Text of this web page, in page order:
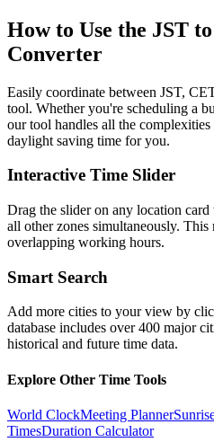
How to Use the JST
Converter
Easily coordinate between JST,
tool. Whether you're scheduling a
our tool handles all the
daylight saving time for you.
Interactive Time Slider
Drag the slider on any location card
all other zones simultaneously.
overlapping working hours.
Smart Search
Add more cities to your view by
database includes over 400 major
historical and future time data.
Explore Other Time Tools
World ClockMeeting Planner
TimesDuration Calculator